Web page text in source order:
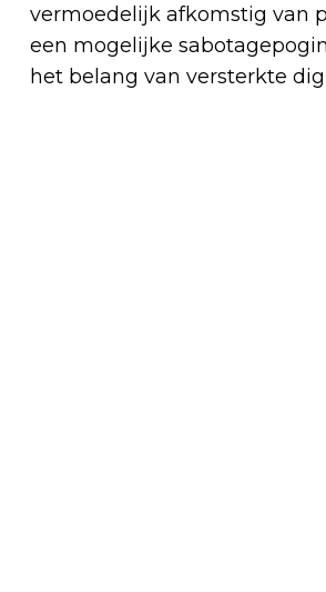
vermoedelijk afkomstig van
een mogelijke
het belang van versterkte